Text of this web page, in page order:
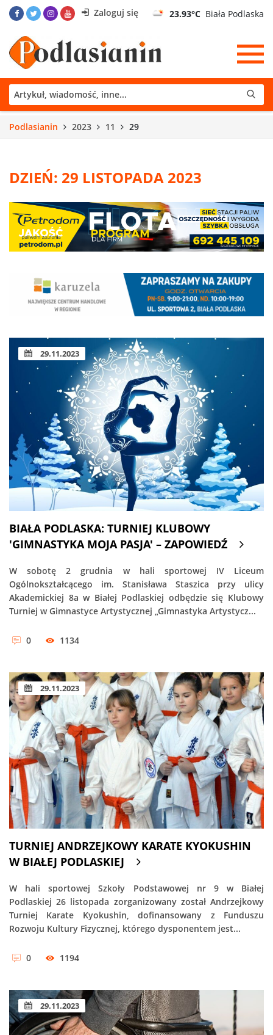
Zaloguj się 23.93°C Biała Podlaska
Podlasianin 2023 11 29
DZIEŃ: 29 LISTOPADA 2023
29.11.2023
BIAŁA PODLASKA: TURNIEJ KLUBOWY
'GIMNASTYKA MOJA PASJA' – ZAPOWIEDŹ
W sobotę 2 grudnia w hali sportowej IV Liceum
Ogólnokształcącego im. Stanisława Staszica przy ulicy
Akademickiej 8a w Białej Podlaskiej odbędzie się Klubowy
Turniej w Gimnastyce Artystycznej „Gimnastyka Artystycz...
0 1134
29.11.2023
TURNIEJ ANDRZEJKOWY KARATE KYOKUSHIN
W BIAŁEJ PODLASKIEJ
W hali sportowej Szkoły Podstawowej nr 9 w Białej
Podlaskiej 26 listopada zorganizowany został Andrzejkowy
Turniej Karate Kyokushin, dofinansowany z Funduszu
Rozwoju Kultury Fizycznej, którego dysponentem jest...
0 1194
29.11.2023